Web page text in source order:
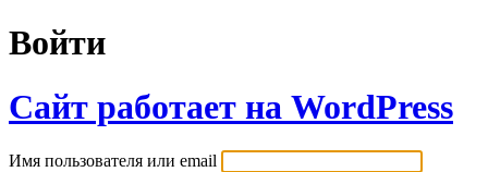
Войти
Сайт работает на WordPress
Имя пользователя или email